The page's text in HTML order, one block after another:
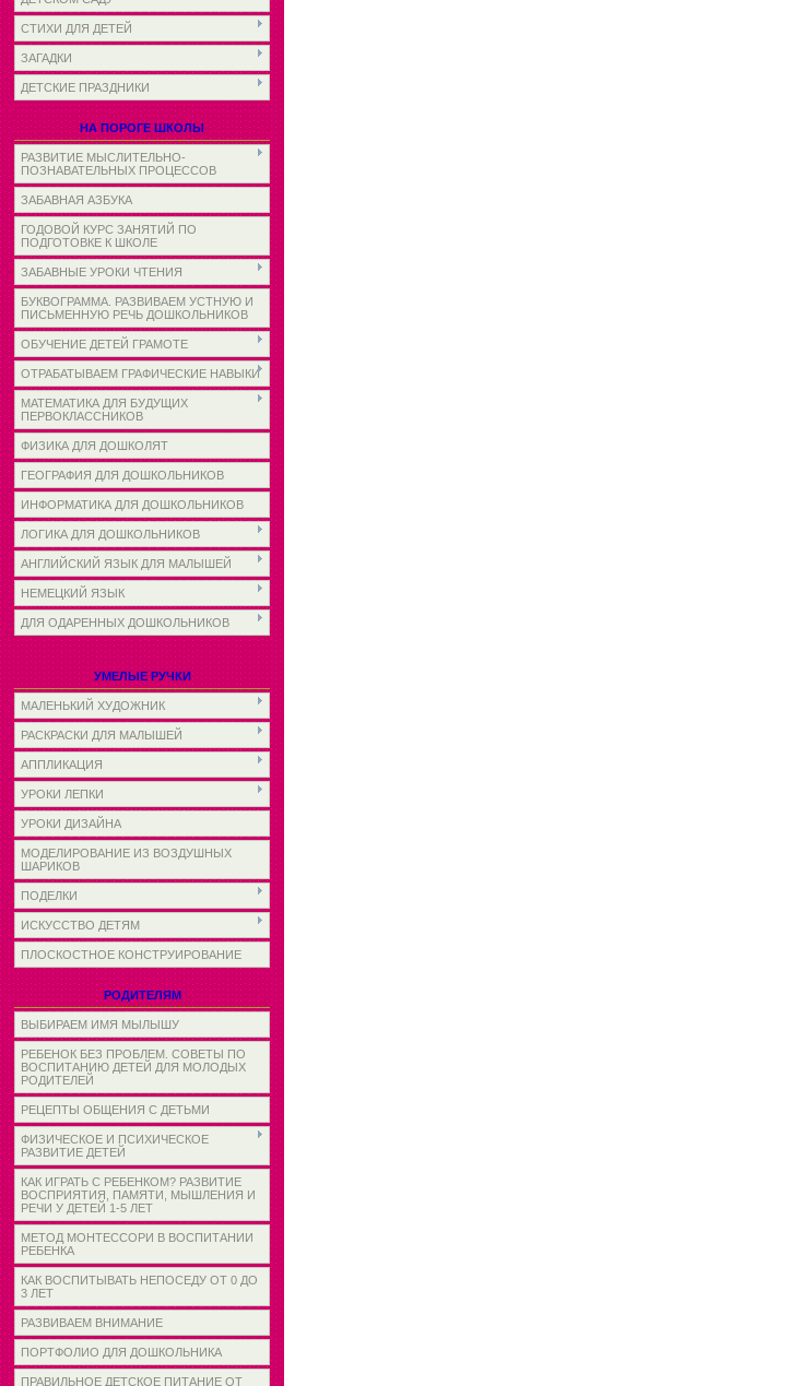
СТИХИ ДЛЯ ДЕТЕЙ
ЗАГАДКИ
ДЕТСКИЕ ПРАЗДНИКИ
НА ПОРОГЕ ШКОЛЫ
РАЗВИТИЕ МЫСЛИТЕЛЬНО-
ПОЗНАВАТЕЛЬНЫХ ПРОЦЕССОВ
ЗАБАВНАЯ АЗБУКА
ГОДОВОЙ КУРС ЗАНЯТИЙ ПО
ПОДГОТОВКЕ К ШКОЛЕ
ЗАБАВНЫЕ УРОКИ ЧТЕНИЯ
БУКВОГРАММА. РАЗВИВАЕМ УСТНУЮ И
ПИСЬМЕННУЮ РЕЧЬ ДОШКОЛЬНИКОВ
ОБУЧЕНИЕ ДЕТЕЙ ГРАМОТЕ
ОТРАБАТЫВАЕМ ГРАФИЧЕСКИЕ НАВЫКИ
МАТЕМАТИКА ДЛЯ БУДУЩИХ
ПЕРВОКЛАССНИКОВ
ФИЗИКА ДЛЯ ДОШКОЛЯТ
ГЕОГРАФИЯ ДЛЯ ДОШКОЛЬНИКОВ
ИНФОРМАТИКА ДЛЯ ДОШКОЛЬНИКОВ
ЛОГИКА ДЛЯ ДОШКОЛЬНИКОВ
АНГЛИЙСКИЙ ЯЗЫК ДЛЯ МАЛЫШЕЙ
НЕМЕЦКИЙ ЯЗЫК
ДЛЯ ОДАРЕННЫХ ДОШКОЛЬНИКОВ
УМЕЛЫЕ РУЧКИ
МАЛЕНЬКИЙ ХУДОЖНИК
РАСКРАСКИ ДЛЯ МАЛЫШЕЙ
АППЛИКАЦИЯ
УРОКИ ЛЕПКИ
УРОКИ ДИЗАЙНА
МОДЕЛИРОВАНИЕ ИЗ ВОЗДУШНЫХ
ШАРИКОВ
ПОДЕЛКИ
ИСКУССТВО ДЕТЯМ
ПЛОСКОСТНОЕ КОНСТРУИРОВАНИЕ
РОДИТЕЛЯМ
ВЫБИРАЕМ ИМЯ МЫЛЫШУ
РЕБЕНОК БЕЗ ПРОБЛЕМ. СОВЕТЫ ПО
ВОСПИТАНИЮ ДЕТЕЙ ДЛЯ МОЛОДЫХ
РОДИТЕЛЕЙ
РЕЦЕПТЫ ОБЩЕНИЯ С ДЕТЬМИ
ФИЗИЧЕСКОЕ И ПСИХИЧЕСКОЕ
РАЗВИТИЕ ДЕТЕЙ
КАК ИГРАТЬ С РЕБЕНКОМ? РАЗВИТИЕ
ВОСПРИЯТИЯ, ПАМЯТИ, МЫШЛЕНИЯ И
РЕЧИ У ДЕТЕЙ 1-5 ЛЕТ
МЕТОД МОНТЕССОРИ В ВОСПИТАНИИ
РЕБЕНКА
КАК ВОСПИТЫВАТЬ НЕПОСЕДУ ОТ 0 ДО
3 ЛЕТ
РАЗВИВАЕМ ВНИМАНИЕ
ПОРТФОЛИО ДЛЯ ДОШКОЛЬНИКА
ПРАВИЛЬНОЕ ДЕТСКОЕ ПИТАНИЕ ОТ